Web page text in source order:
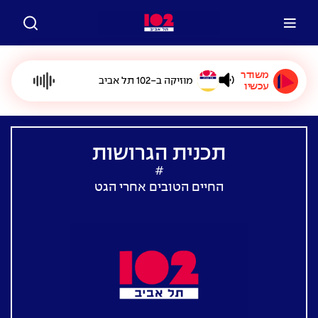
משודר
עכשיו
מוזיקה ב-102 תל אביב
תכנית הגרושות
#
החיים הטובים אחרי הגט